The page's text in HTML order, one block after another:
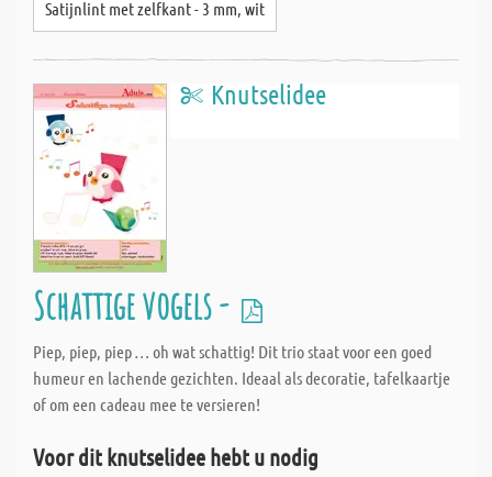
Satijnlint met zelfkant - 3 mm, wit
Knutselidee
Schattige vogels -
Piep, piep, piep … oh wat schattig! Dit trio staat voor een goed
humeur en lachende gezichten. Ideaal als decoratie, tafelkaartje
of om een cadeau mee te versieren!
Voor dit knutselidee hebt u nodig